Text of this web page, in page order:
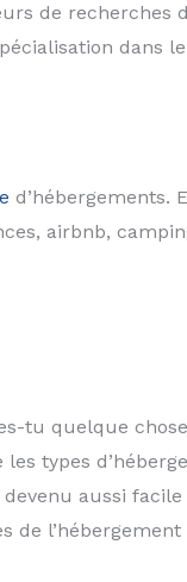
de recherches
dans
d’hébergements.
airbnb,
tu quelque
types
aussi
de